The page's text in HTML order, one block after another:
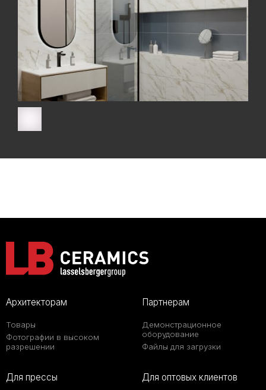
Архитекторам
Товары
Фотографии в высоком
разрешении
Партнерам
Демонстрационное
оборудование
Файлы для загрузки
Для прессы Для оптовых клиентов